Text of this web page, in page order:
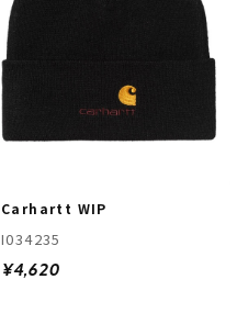
Carhartt WIP
I034235
¥4,620